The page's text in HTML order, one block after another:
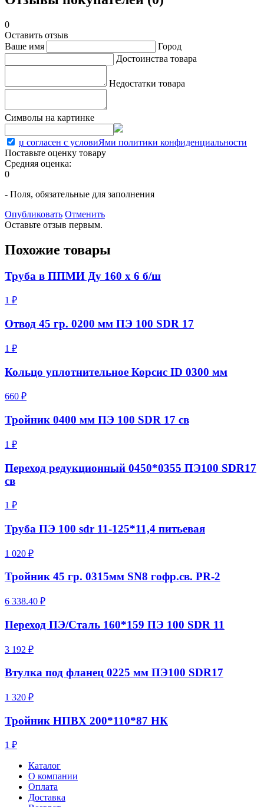
0
Оставить отзыв
Ваше имя
Город
Достоинства товара
Недостатки товара
Символы на картинке
џ согласен с условиЯми политики конфиденциальности
Поставьте оценку товару
Средняя оценка:
0
- Поля, обязательные для заполнения
Опубликовать Отменить
Оставьте отзыв первым.
Похожие товары
Труба в ППМИ Ду 160 х 6 б/ш
1 ₽
Отвод 45 гр. 0200 мм ПЭ 100 SDR 17
1 ₽
Кольцо уплотнительное Корсис ID 0300 мм
660 ₽
Тройник 0400 мм ПЭ 100 SDR 17 св
1 ₽
Переход редукционный 0450*0355 ПЭ100 SDR17
св
1 ₽
Труба ПЭ 100 sdr 11-125*11,4 питьевая
1 020 ₽
Тройник 45 гр. 0315мм SN8 гофр.св. PR-2
6 338.40 ₽
Переход ПЭ/Сталь 160*159 ПЭ 100 SDR 11
3 192 ₽
Втулка под фланец 0225 мм ПЭ100 SDR17
1 320 ₽
Тройник НПВХ 200*110*87 НК
1 ₽
Каталог
О компании
Оплата
Доставка